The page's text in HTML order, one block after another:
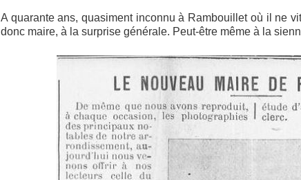
A quarante ans, quasiment inconnu à Rambouillet où il ne
donc maire, à la surprise générale. Peut-être même à la